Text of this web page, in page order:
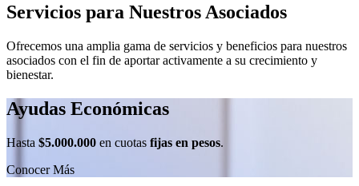
Servicios para Nuestros Asociados
Ofrecemos una amplia gama de servicios y beneficios para nuestros
asociados con el fin de aportar activamente a su crecimiento y
bienestar.
Ayudas Económicas
Hasta $5.000.000 en cuotas fijas en pesos.
Conocer Más